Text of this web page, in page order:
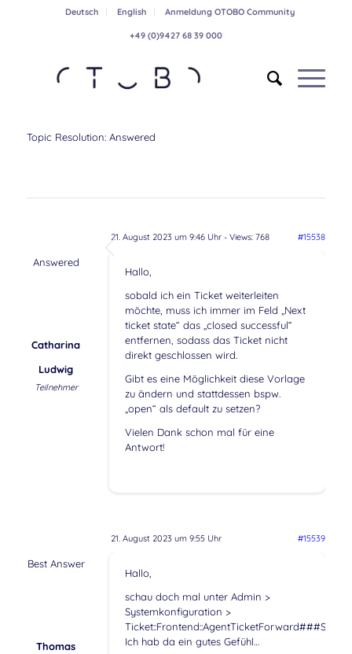
Deutsch English Anmeldung OTOBO Community
+49 (0)9427 68 39 000
Topic Resolution: Answered
21. August 2023 um 9:46 Uhr- Views: 768 #15538
Answered
Catharina
Ludwig
Teilnehmer
Hallo,
sobald ich ein Ticket weiterleiten
möchte, muss ich immer im Feld „Next
ticket state“ das „closed successful“
entfernen, sodass das Ticket nicht
direkt geschlossen wird.
Gibt es eine Möglichkeit diese Vorlage
zu ändern und stattdessen bspw.
„open“ als default zu setzen?
Vielen Dank schon mal für eine
Antwort!
21. August 2023 um 9:55 Uhr #15539
Best Answer
Thomas
Hallo,
schau doch mal unter Admin >
Systemkonfiguration >
Ich hab da ein gutes Gefühl…